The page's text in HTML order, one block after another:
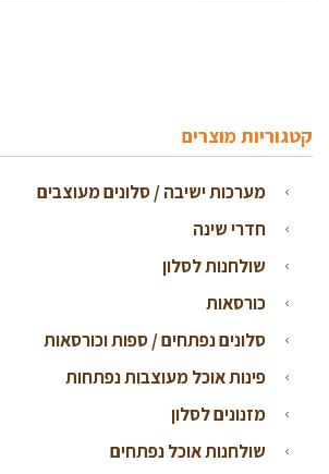
קטגוריות מוצרים
מערכות ישיבה / סלונים מעוצבים
חדרי שינה
שולחנות לסלון
כורסאות
סלונים נפתחים / ספות וכורסאות
פינות אוכל מעוצבות נפתחות
מזנונים לסלון
שולחנות אוכל נפתחים